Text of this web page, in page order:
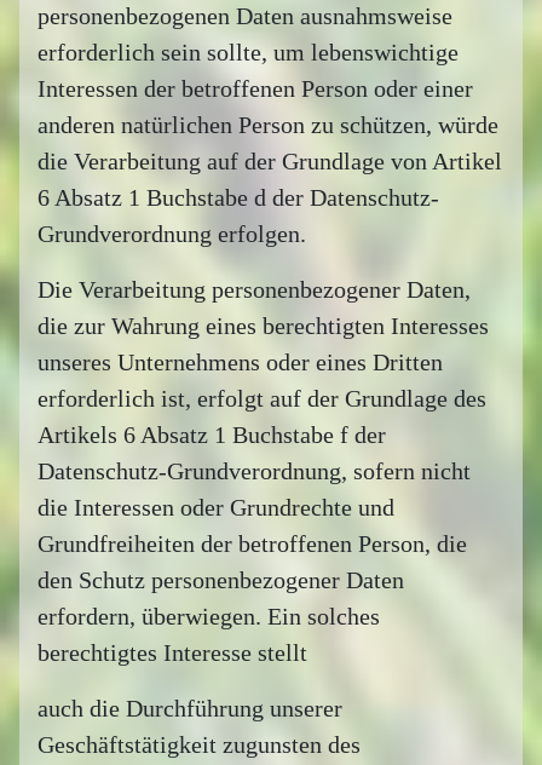
personenbezogenen Daten ausnahmsweise
erforderlich sein sollte, um lebenswichtige
Interessen der betroffenen Person oder einer
anderen natürlichen Person zu schützen, würde
die Verarbeitung auf der Grundlage von Artikel
6 Absatz 1 Buchstabe d der Datenschutz-
Grundverordnung erfolgen.
Die Verarbeitung personenbezogener Daten,
die zur Wahrung eines berechtigten Interesses
unseres Unternehmens oder eines Dritten
erforderlich ist, erfolgt auf der Grundlage des
Artikels 6 Absatz 1 Buchstabe f der
Datenschutz-Grundverordnung, sofern nicht
die Interessen oder Grundrechte und
Grundfreiheiten der betroffenen Person, die
den Schutz personenbezogener Daten
erfordern, überwiegen. Ein solches
berechtigtes Interesse stellt
auch die Durchführung unserer
Geschäftstätigkeit zugunsten des